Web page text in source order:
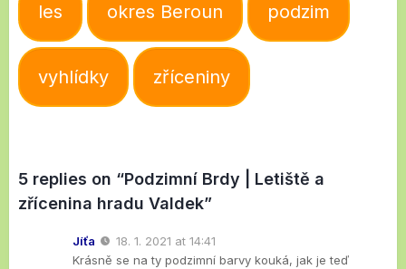
les okres Beroun podzim
vyhlídky zříceniny
5 replies on “Podzimní Brdy | Letiště a
zřícenina hradu Valdek”
Jíťa
18. 1. 2021 at 14:41
Krásně se na ty podzimní barvy kouká, jak je teď